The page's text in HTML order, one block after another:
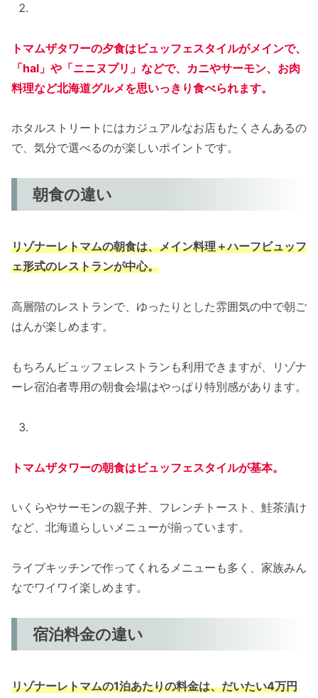
トマムザタワーの夕食はビュッフェスタイルがメインで、
「hal」や「ニニヌプリ」などで、カニやサーモン、お肉
料理など北海道グルメを思いっきり食べられます。
ホタルストリートにはカジュアルなお店もたくさんあるの
で、気分で選べるのが楽しいポイントです。
朝食の違い
リゾナーレトマムの朝食は、メイン料理＋ハーフビュッフ
ェ形式のレストランが中心。
高層階のレストランで、ゆったりとした雰囲気の中で朝ご
はんが楽しめます。
もちろんビュッフェレストランも利用できますが、リゾナ
ーレ宿泊者専用の朝食会場はやっぱり特別感があります。
トマムザタワーの朝食はビュッフェスタイルが基本。
いくらやサーモンの親子丼、フレンチトースト、鮭茶漬け
など、北海道らしいメニューが揃っています。
ライブキッチンで作ってくれるメニューも多く、家族みん
なでワイワイ楽しめます。
宿泊料金の違い
リゾナーレトマムの1泊あたりの料金は、だいたい4万円